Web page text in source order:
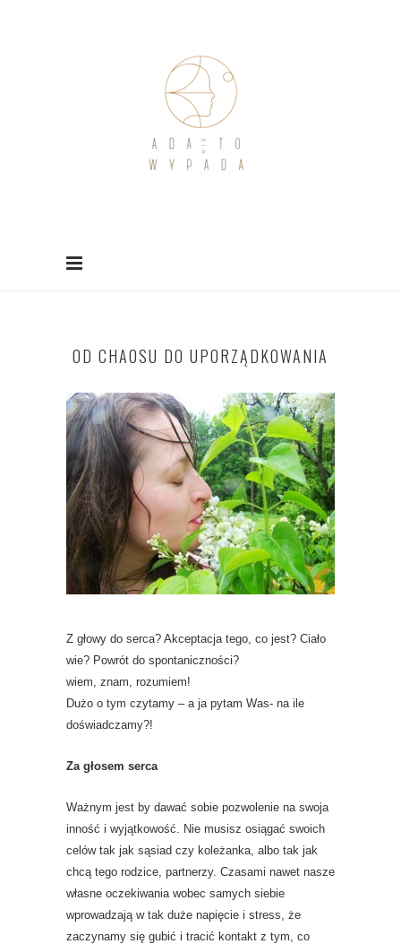
OD CHAOSU DO UPORZĄDKOWANIA
Z głowy do serca? Akceptacja tego, co jest? Ciało
wie? Powrót do spontaniczności?
wiem, znam, rozumiem!
Dużo o tym czytamy – a ja pytam Was- na ile
doświadczamy?!
Za głosem serca
Ważnym jest by dawać sobie pozwolenie na swoja
inność i wyjątkowość. Nie musisz osiągać swoich
celów tak jak sąsiad czy koleżanka, albo tak jak
chcą tego rodzice, partnerzy. Czasami nawet nasze
własne oczekiwania wobec samych siebie
wprowadzają w tak duże napięcie i stress, że
zaczynamy się gubić i tracić kontakt z tym, co